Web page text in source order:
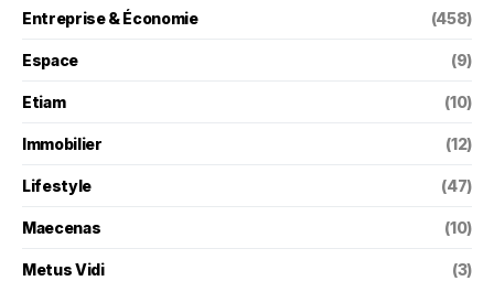
Entreprise & Économie (458)
Espace (9)
Etiam (10)
Immobilier (12)
Lifestyle (47)
Maecenas (10)
Metus Vidi (3)